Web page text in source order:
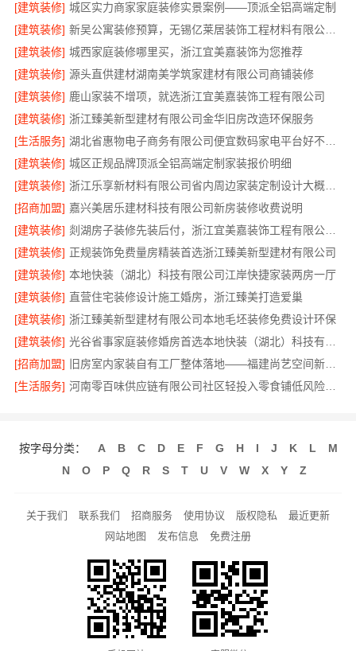
[建筑装修] 城区实力商家家庭装修实景案例——顶派全铝高端定制
[建筑装修]
新吴公寓装修预算，无锡亿莱居装饰工程材料有限公司透明省心
[建筑装修] 城西家庭装修哪里买，浙江宜美嘉装饰为您推荐
[建筑装修] 源头直供建材湖南美学筑家建材有限公司商铺装修
[建筑装修] 鹿山家装不增项，就选浙江宜美嘉装饰工程有限公司
[建筑装修] 浙江臻美新型建材有限公司金华旧房改造环保服务
[生活服务]
湖北省惠物电子商务有限公司便宜数码家电平台好不好测评
[建筑装修] 城区正规品牌顶派全铝高端定制家装报价明细
[建筑装修]
浙江乐享新材料有限公司省内周边家装定制设计大概报价
[招商加盟] 嘉兴美居乐建材科技有限公司新房装修收费说明
[建筑装修]
剡湖房子装修先装后付，浙江宜美嘉装饰工程有限公司服务
[建筑装修] 正规装饰免费量房精装首选浙江臻美新型建材有限公司
[建筑装修] 本地快装（湖北）科技有限公司江岸快捷家装两房一厅
[建筑装修] 直营住宅装修设计施工婚房，浙江臻美打造爱巢
[建筑装修] 浙江臻美新型建材有限公司本地毛坯装修免费设计环保
[建筑装修]
[招商加盟]
旧房室内家装自有工厂整体落地——福建尚艺空间新材料科技有限公司
[生活服务]
河南零百味供应链有限公司社区轻投入零食铺低风险经营
按字母分类： A B C D E F G H I J K L
M
N
O P Q R S T U V W X Y Z
关于我们 联系我们 招商服务 使用协议 版权隐私
最近更新
网站地图
发布信息 免费注册